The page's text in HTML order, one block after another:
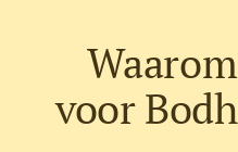
voor